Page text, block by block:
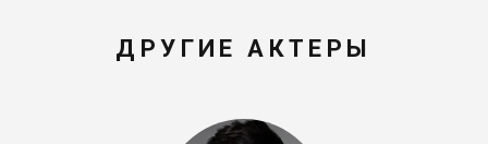
ДРУГИЕ АКТЕРЫ